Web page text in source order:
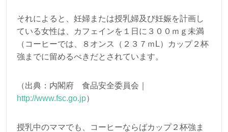
それによると、妊婦または授乳婦及び妊娠を計画し
ている女性は、カフェインを１日に３００ｍｇ未満
（コーヒーでは、８オンス（２３７ｍL）カップ２杯
強までに留めるべきだとされています。
（出典：内閣府 食品安全委員会｜
http://www.fsc.go.jp）
授乳中のママでも、コーヒーならばカップ２杯強ま